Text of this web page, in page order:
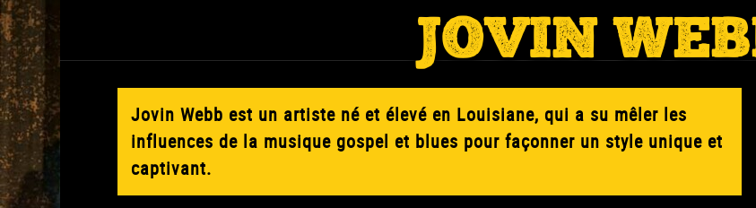
JOVIN
Jovin Webb est un artiste né et élevé en Louisiane, qui a su mêler les
influences de la musique gospel et blues pour façonner un style unique et
captivant.